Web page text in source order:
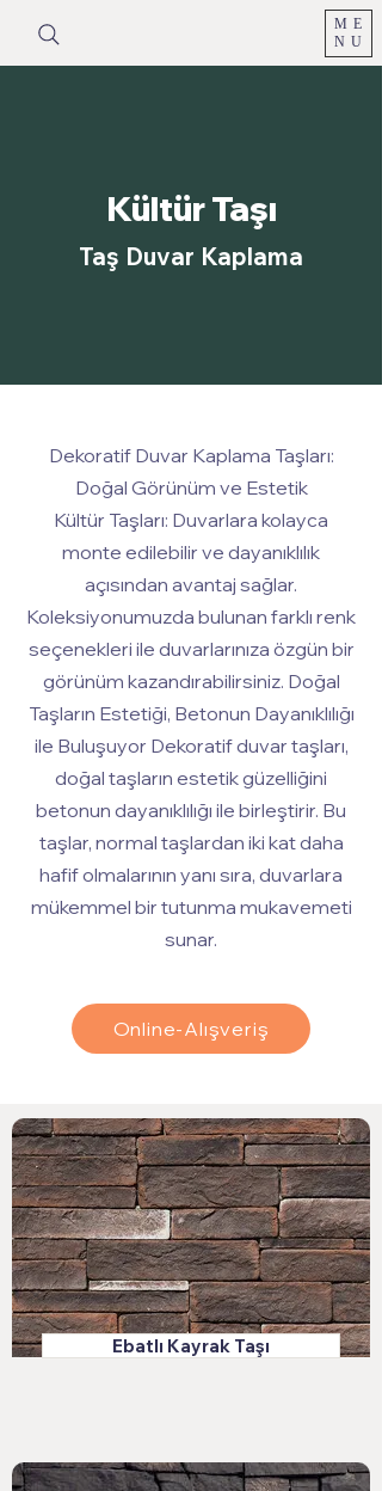
ME
NU
Kültür Taşı
Taş Duvar Kaplama
Dekoratif Duvar Kaplama Taşları:
Doğal Görünüm ve Estetik
Kültür Taşları: Duvarlara kolayca
monte edilebilir ve dayanıklılık
açısından avantaj sağlar.
Koleksiyonumuzda bulunan farklı renk
seçenekleri ile duvarlarınıza özgün bir
görünüm kazandırabilirsiniz. Doğal
Taşların Estetiği, Betonun Dayanıklılığı
ile Buluşuyor Dekoratif duvar taşları,
doğal taşların estetik güzelliğini
betonun dayanıklılığı ile birleştirir. Bu
taşlar, normal taşlardan iki kat daha
hafif olmalarının yanı sıra, duvarlara
mükemmel bir tutunma mukavemeti
sunar.
Online-Alışveriş
Ebatlı Kayrak Taşı